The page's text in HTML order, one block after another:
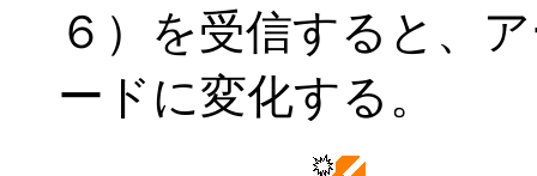
６）を受信すると、
ードに変化する。